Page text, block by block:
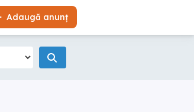
Adaugă anunț